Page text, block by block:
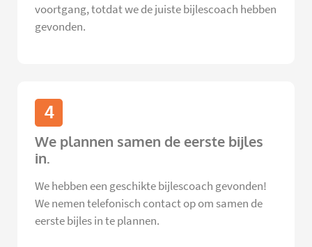
voortgang, totdat we de juiste bijlescoach hebben
gevonden.
4
We plannen samen de eerste bijles
in.
We hebben een geschikte bijlescoach gevonden!
We nemen telefonisch contact op om samen de
eerste bijles in te plannen.